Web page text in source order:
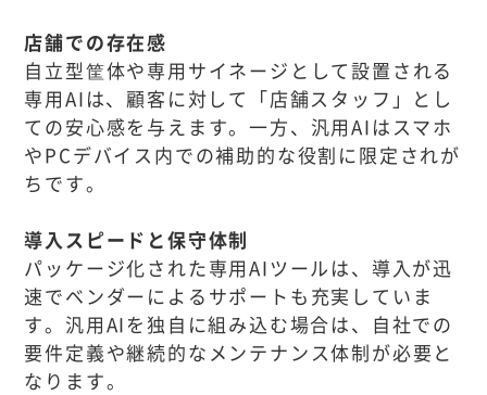
店舗での存在感
自立型筐体や専用サイネージとして設置される
専用AIは、顧客に対して「店舗スタッフ」とし
ての安心感を与えます。一方、汎用AIはスマホ
やPCデバイス内での補助的な役割に限定されが
ちです。
導入スピードと保守体制
パッケージ化された専用AIツールは、導入が迅
速でベンダーによるサポートも充実していま
す。汎用AIを独自に組み込む場合は、自社での
要件定義や継続的なメンテナンス体制が必要と
なります。